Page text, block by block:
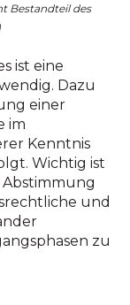
Bestandteil des
ist eine
Dazu
einer
im
Kenntnis
Wichtig ist
und
zu